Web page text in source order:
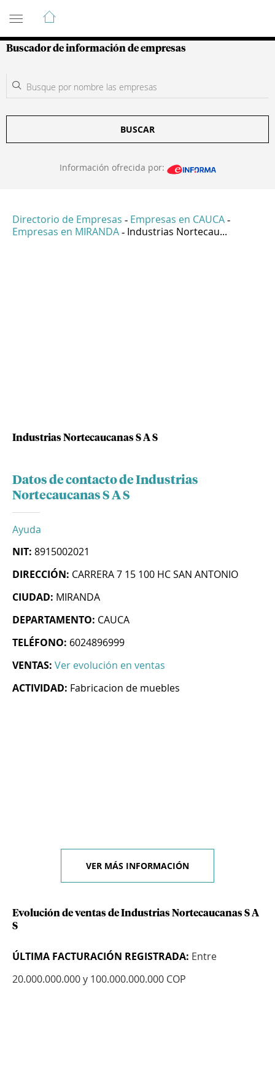
Guía de Empresas Colombianas
Buscador de información de empresas
BUSCAR
Información ofrecida por:
Directorio de Empresas - Empresas en CAUCA -
Empresas en MIRANDA - Industrias Nortecau...
Industrias Nortecaucanas S A S
Datos de contacto de Industrias
Nortecaucanas S A S
Ayuda
NIT: 8915002021
DIRECCIÓN: CARRERA 7 15 100 HC SAN ANTONIO
CIUDAD: MIRANDA
DEPARTAMENTO: CAUCA
TELÉFONO: 6024896999
VENTAS: Ver evolución en ventas
ACTIVIDAD: Fabricacion de muebles
VER MÁS INFORMACIÓN
Evolución de ventas de Industrias Nortecaucanas S A
S
ÚLTIMA FACTURACIÓN REGISTRADA: Entre
20.000.000.000 y 100.000.000.000 COP